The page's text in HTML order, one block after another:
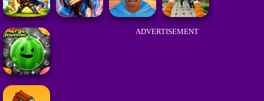
ADVERTISEMENT